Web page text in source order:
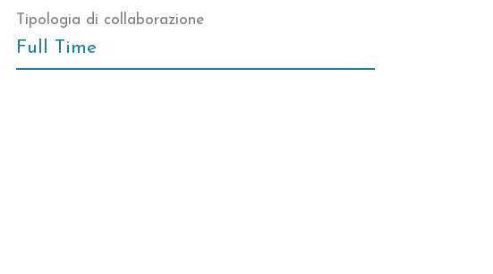
Tipologia di collaborazione
Full Time